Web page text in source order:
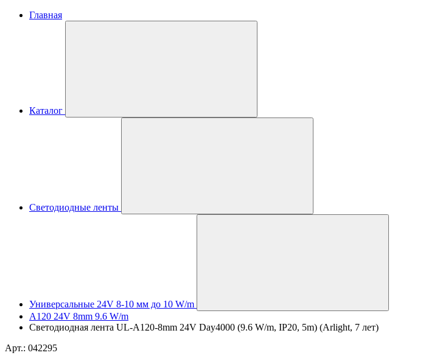
Главная
Каталог
Светодиодные ленты
Универсальные 24V 8-10 мм до 10 W/m
A120 24V 8mm 9.6 W/m
Светодиодная лента UL-A120-8mm 24V Day4000 (9.6 W/m, IP20, 5m) (Arlight, 7 лет)
Арт.: 042295